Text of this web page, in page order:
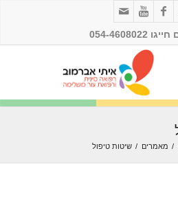
4608022
/ מאמרים / שיטות טיפול